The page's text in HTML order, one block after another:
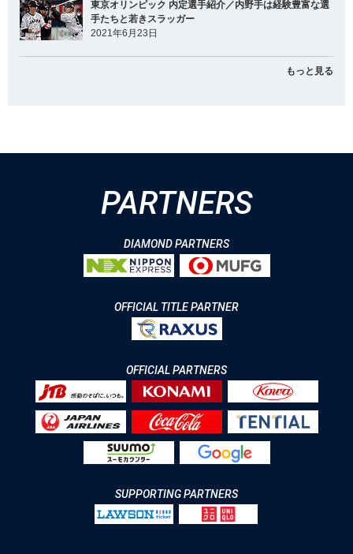
東京オリンピック 内定選手紹介／内野手は経験豊富な選
手たちと若きスラッガー
2021年6月23日
もっと見る
PARTNERS
DIAMOND PARTNERS
OFFICIAL TITLE PARTNER
OFFICIAL PARTNERS
SUPPORTING PARTNERS